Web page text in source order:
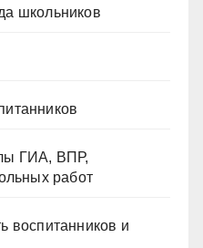
школьников
ГИА, ВПР,
работ
воспитанников и